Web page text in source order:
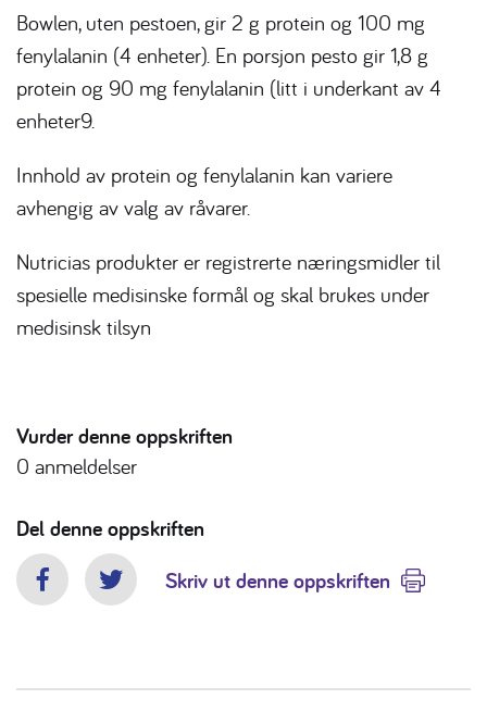
Bowlen, uten pestoen, gir 2 g protein og 100 mg
fenylalanin (4 enheter). En porsjon pesto gir 1,8 g
protein og 90 mg fenylalanin (litt i underkant av 4
enheter9.
Innhold av protein og fenylalanin kan variere
avhengig av valg av råvarer.
Nutricias produkter er registrerte næringsmidler til
spesielle medisinske formål og skal brukes under
medisinsk tilsyn
Vurder denne oppskriften
0 anmeldelser
Del denne oppskriften
FacebookTwitterSkriv ut denne oppskriften